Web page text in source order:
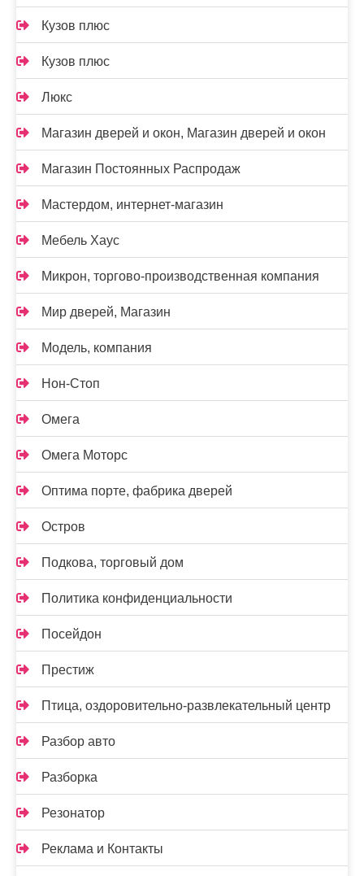
Кузов плюс
Кузов плюс
Люкс
Магазин дверей и окон, Магазин дверей и окон
Магазин Постоянных Распродаж
Мастердом, интернет-магазин
Мебель Хаус
Микрон, торгово-производственная компания
Мир дверей, Магазин
Модель, компания
Нон-Стоп
Омега
Омега Моторс
Оптима порте, фабрика дверей
Остров
Подкова, торговый дом
Политика конфиденциальности
Посейдон
Престиж
Птица, оздоровительно-развлекательный центр
Разбор авто
Разборка
Резонатор
Реклама и Контакты